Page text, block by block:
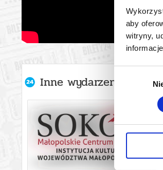
aby
witryny,
zgody
Inne wydarzenia